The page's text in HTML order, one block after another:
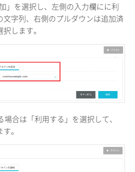
」を選択し、左側の入力欄にに利
文字列、右側のプルダウンは追加済
します。
合は「利用する」を選択して、
。